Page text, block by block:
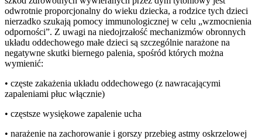
odwrotnie proporcjonalny do wieku dziecka, a rodzice tych dzieci
nierzadko szukają pomocy immunologicznej w celu „wzmocnienia
odporności”. Z uwagi na niedojrzałość mechanizmów obronnych
układu oddechowego małe dzieci są szczególnie narażone na
negatywne skutki biernego palenia, spośród których można
wymienić:
• częste zakażenia układu oddechowego (z nawracającymi
zapaleniami płuc włącznie)
• częstsze wysiękowe zapalenie ucha
• narażenie na zachorowanie i gorszy przebieg astmy oskrzelowej